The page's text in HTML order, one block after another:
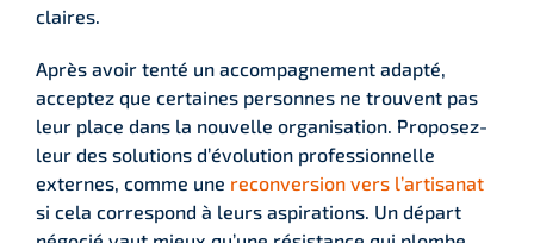
claires.
Après avoir tenté un accompagnement adapté,
acceptez que certaines personnes ne trouvent pas
leur place dans la nouvelle organisation. Proposez-
leur des solutions d’évolution professionnelle
externes, comme une reconversion vers l’artisanat
si cela correspond à leurs aspirations. Un départ